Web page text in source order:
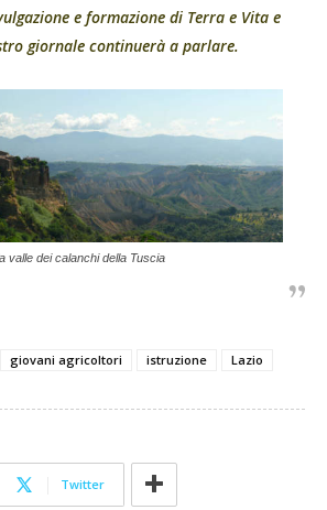
e formazione di Terra e Vita e
giornale continuerà a parlare.
valle dei calanchi della Tuscia
giovani agricoltori istruzione Lazio
Twitter